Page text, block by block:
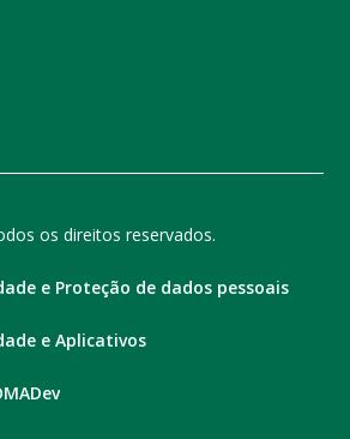
os direitos reservados.
e Proteção de dados pessoais
e Aplicativos